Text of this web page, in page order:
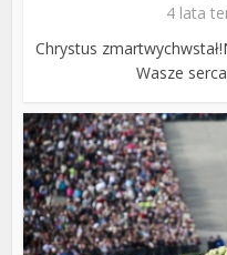
4 lata
Chrystus
Wasze